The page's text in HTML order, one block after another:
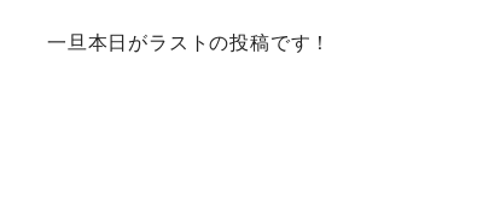
一旦本日がラストの投稿です！